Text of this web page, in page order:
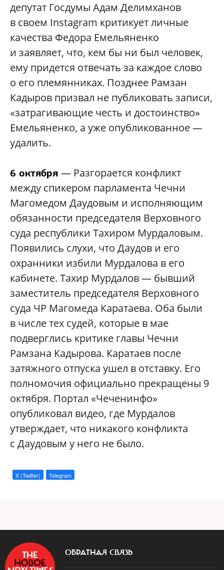
депутат Госдумы Адам Делимханов
в своем Instagram критикует личные
качества Федора Емельяненко
и заявляет, что, кем бы ни был человек,
ему придется отвечать за каждое слово
о его племянниках. Позднее Рамзан
Кадыров призвал не публиковать записи,
«затрагивающие честь и достоинство»
Емельяненко, а уже опубликованное —
удалить.
6 октября — Разгорается конфликт
между спикером парламента Чечни
Магомедом Даудовым и исполняющим
обязанности председателя Верховного
суда республики Тахиром Мурдаловым.
Появились слухи, что Даудов и его
охранники избили Мурдалова в его
кабинете. Тахир Мурдалов — бывший
заместитель председателя Верховного
суда ЧР Магомеда Каратаева. Оба были
в числе тех судей, которые в мае
подверглись критике главы Чечни
Рамзана Кадырова. Каратаев после
затяжного отпуска ушел в отставку. Его
полномочия официально прекращены 9
октября. Портал «Чеченинфо»
опубликовал видео, где Мурдалов
утверждает, что никакого конфликта
с Даудовым у него не было.
X (Twitter) Telegram
ОБРАТНАЯ СВЯЗЬ